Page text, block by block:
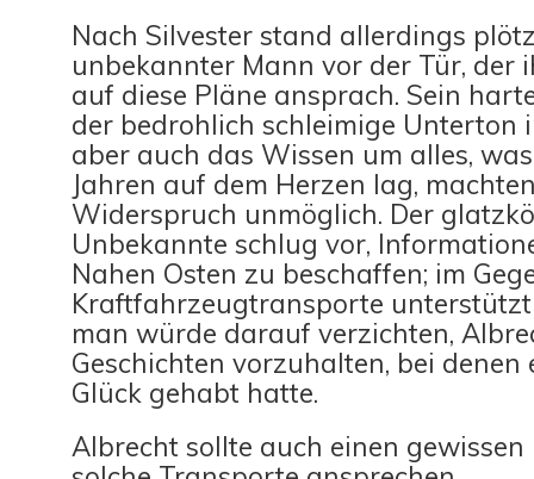
Nach Silvester stand allerdings
unbekannter Mann vor der Tür, der
auf diese Pläne ansprach. Sein
der bedrohlich schleimige Unterton
aber auch das Wissen um alles,
Jahren auf dem Herzen lag,
Widerspruch unmöglich. Der
Unbekannte schlug vor,
Nahen Osten zu beschaffen; im
Kraftfahrzeugtransporte
man würde darauf verzichten,
Geschichten vorzuhalten, bei denen
Glück gehabt hatte.
Albrecht sollte auch einen